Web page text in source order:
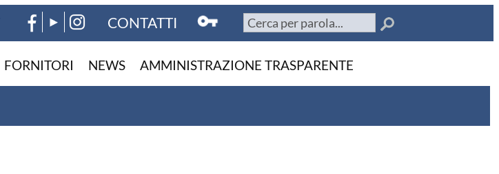
CONTATTI
FORNITORI NEWS AMMINISTRAZIONE TRASPARENTE